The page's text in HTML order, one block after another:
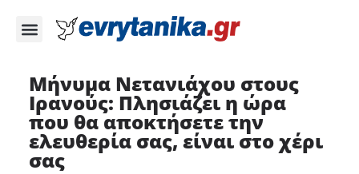
Μήνυμα Νετανιάχου στους
Ιρανούς: Πλησιάζει η ώρα
που θα αποκτήσετε την
ελευθερία σας, είναι στο χέρι
σας